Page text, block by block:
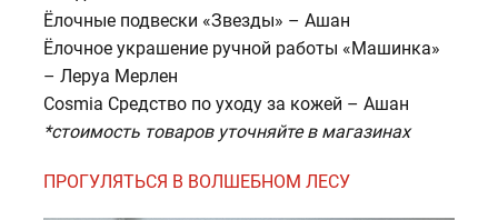
Ёлочные подвески «Звезды» – Ашан
Ёлочное украшение ручной работы «Машинка»
– Леруа Мерлен
Cosmia Средство по уходу за кожей – Ашан
*стоимость товаров уточняйте в магазинах
ПРОГУЛЯТЬСЯ В ВОЛШЕБНОМ ЛЕСУ